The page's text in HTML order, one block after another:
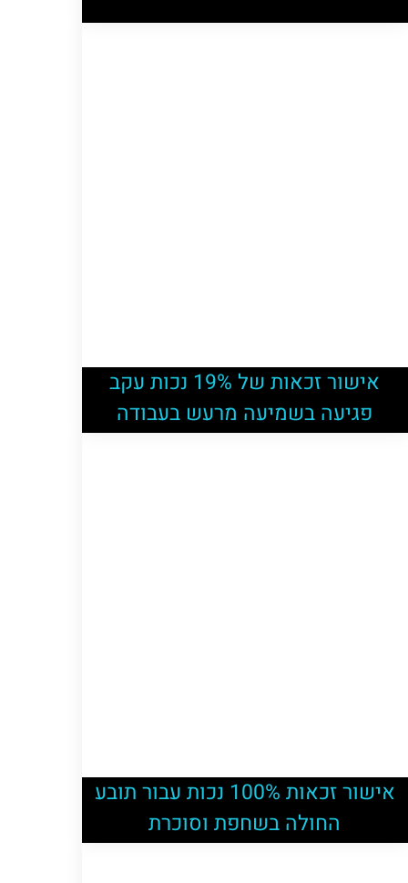
אישור זכאות של 19% נכות עקב
פגיעה בשמיעה מרעש בעבודה
אישור זכאות 100% נכות עבור תובע
החולה בשחפת וסוכרת